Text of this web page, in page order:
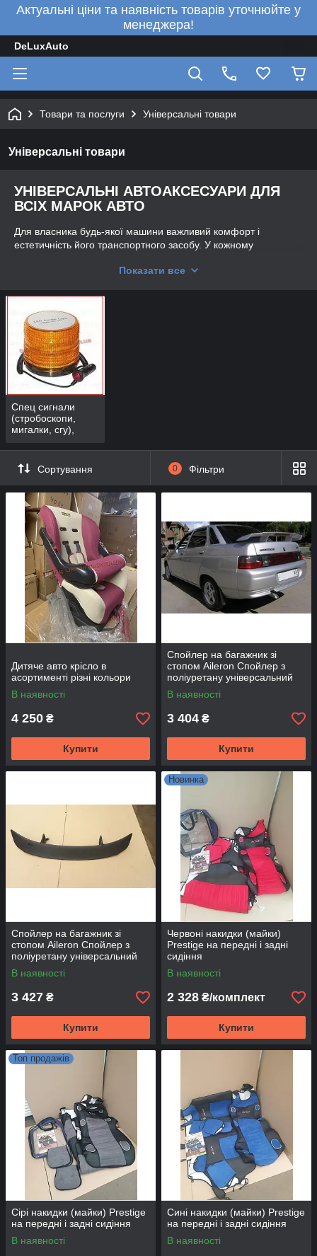
Актуальні ціни та наявність товарів уточнюйте у
менеджера!
DeLuxAuto
Товари та послуги Універсальні товари
Універсальні товари
УНІВЕРСАЛЬНІ АВТОАКСЕСУАРИ ДЛЯ
ВСІХ МАРОК АВТО
Для власника будь-якої машини важливий комфорт і
естетичність його транспортного засобу. У кожному
речей, які сприяють підтримці затишку всередині кабіни,
Аксесуари створені для того, щоб покращувати можливості
транспортного засобу, відіграють важливу роль у його
обслуговуванні. Сьогодні на ринку запропоновано безліч
різновидів цих товарів, і спеціалізовані магазини не
перестають дивувати.
Автоаксесуаричудової якості виробляють такі країни, як:
Україна, Китай, Туреччина, США, Польща та Тайвань, а
купити їх за вигідною ціною можна в інтернет-магазині
auto.com.ua
Показати все
Спец сигнали
(стробоскопи,
мигалки, сгу),
Сортування 0 Фільтри
Дитяче авто крісло в
асортименті різні кольори
В наявності
4 250 ₴
Купити
Спойлер на багажник зі
стопом Aileron Спойлер з
поліуретану універсальний
Спойлер Пілот чорний
грунтоване
В наявності
3 404 ₴
Купити
Спойлер на багажник зі
стопом Aileron Спойлер з
поліуретану універсальний
Спойлер кришки багажника
Дельфін
В наявності
3 427 ₴
Купити
Новинка
Червоні накидки (майки)
Prestige на передні і задні
сидіння
В наявності
2 328 ₴/комплект
Купити
Топ продажів
Сірі накидки (майки) Prestige
на передні і задні сидіння
В наявності
Сині накидки (майки) Prestige
на передні і задні сидіння
В наявності